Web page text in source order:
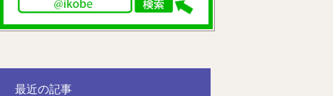
最近の記事